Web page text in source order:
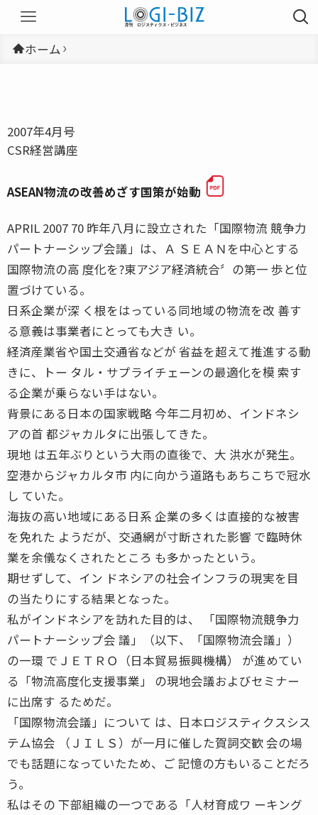
ホーム
2007年4月号
CSR経営講座
ASEAN物流の改善めざす国策が始動
APRIL 2007 70 昨年八月に設立された「国際物流 競争力
パートナーシップ会議」は、Ａ ＳＥＡＮを中心とする
国際物流の高 度化を?東アジア経済統合〞の第一 歩と位
置づけている。
日系企業が深 く根をはっている同地域の物流を改 善す
る意義は事業者にとっても大き い。
経済産業省や国土交通省などが 省益を超えて推進する動
きに、トー タル・サプライチェーンの最適化を模 索す
る企業が乗らない手はない。
背景にある日本の国家戦略 今年二月初め、インドネシ
アの首 都ジャカルタに出張してきた。
現地 は五年ぶりという大雨の直後で、大 洪水が発生。
空港からジャカルタ市 内に向かう道路もあちこちで冠水
し ていた。
海抜の高い地域にある日系 企業の多くは直接的な被害
を免れた ようだが、交通網が寸断された影響 で臨時休
業を余儀なくされたところ も多かったという。
期せずして、イン ドネシアの社会インフラの現実を目
の当たりにする結果となった。
私がインドネシアを訪れた目的は、 「国際物流競争力
パートナーシップ会 議」（以下、「国際物流会議」）
の一環 でＪＥＴＲＯ（日本貿易振興機構） が進めてい
る「物流高度化支援事業」 の現地会議およびセミナー
に出席す るためだ。
「国際物流会議」について は、日本ロジスティクスシス
テム協会 （ＪＩＬＳ）が一月に催した賀詞交歓 会の場
でも話題になっていたため、ご 記憶の方もいることだろ
う。
私はその 下部組織の一つである「人材育成ワ ーキング